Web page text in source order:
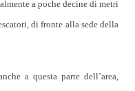
a poche decine di metri
di fronte alla sede della
a questa parte dell’area,